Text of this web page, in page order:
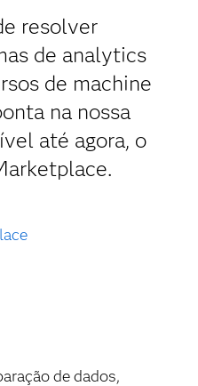
resolver
de analytics
de machine
na nossa
até agora, o
de dados,